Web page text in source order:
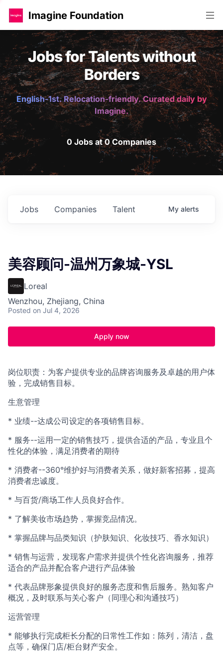
Imagine Foundation
Jobs for Talents without
Borders
English-1st. Relocation-friendly. Curated daily by
Imagine.
0 Jobs at 0 Companies
Jobs Companies Talent My alerts
美容顾问-温州万象城-YSL
Loreal
Wenzhou, Zhejiang, China
Posted on Jul 4, 2026
Apply now
岗位职责：为客户提供专业的品牌咨询服务及卓越的用户体
验，完成销售目标。
生意管理
* 业绩--达成公司设定的各项销售目标。
* 服务--运用一定的销售技巧，提供合适的产品，专业且个
性化的体验，满足消费者的期待
* 消费者--360°维护好与消费者关系，做好新客招募，提高
消费者忠诚度。
* 与百货/商场工作人员良好合作。
* 了解美妆市场趋势，掌握竞品情况。
* 掌握品牌与品类知识（护肤知识、化妆技巧、香水知识）
* 销售与运营，发现客户需求并提供个性化咨询服务，推荐
适合的产品并配合客户进行产品体验
* 代表品牌形象提供良好的服务态度和售后服务。熟知客户
概况，及时联系与关心客户（同理心和沟通技巧）
运营管理
* 能够执行完成柜长分配的日常性工作如：陈列，清洁，盘
点等，确保门店/柜台财产安全。